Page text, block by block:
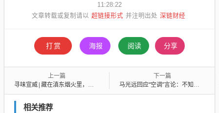
11:28:22
文章转载或复制请以 超链接形式 并注明出处 深链财经
打赏 海报 阅读 分享
上一篇
寻味宣威|藏在滇东烟火里，一口入魂的人间至味
下一篇
马光远回应“空调”言论：不知道一帮喷子喷啥呢？
相关推荐